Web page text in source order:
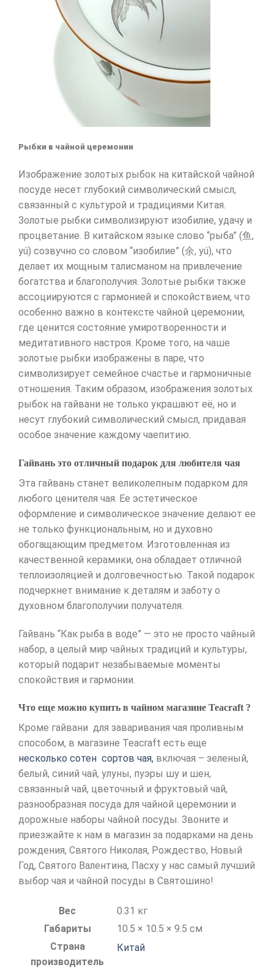
Рыбки в чайной церемонии
Изображение золотых рыбок на китайской чайной
посуде несет глубокий символический смысл,
связанный с культурой и традициями Китая.
Золотые рыбки символизируют изобилие, удачу и
процветание. В китайском языке слово “рыба” (鱼,
yú) созвучно со словом “изобилие” (余, yú), что
делает их мощным талисманом на привлечение
богатства и благополучия. Золотые рыбки также
ассоциируются с гармонией и спокойствием, что
особенно важно в контексте чайной церемонии,
где ценится состояние умиротворенности и
медитативного настроя. Кроме того, на чаше
золотые рыбки изображены в паре, что
символизирует семейное счастье и гармоничные
отношения. Таким образом, изображения золотых
рыбок на гайвани не только украшают её, но и
несут глубокий символический смысл, придавая
особое значение каждому чаепитию.
Гайвань это отличный подарок для любителя чая
Эта гайвань станет великолепным подарком для
любого ценителя чая. Ее эстетическое
оформление и символическое значение делают ее
не только функциональным, но и духовно
обогащающим предметом. Изготовленная из
качественной керамики, она обладает отличной
теплоизоляцией и долговечностью. Такой подарок
подчеркнет внимание к деталям и заботу о
духовном благополучии получателя.
Гайвань “Как рыба в воде” — это не просто чайный
набор, а целый мир чайных традиций и культуры,
который подарит незабываемые моменты
спокойствия и гармонии.
Что еще можно купить в чайном магазине Teacraft ?
Кроме гайвани для заваривания чая проливным
способом, в магазине Teacraft есть еще
несколько сотен сортов чая, включая – зеленый,
белый, синий чай, улуны, пуэры шу и шен,
связанный чай, цветочный и фруктовый чай,
разнообразная посуда для чайной церемонии и
дорожные наборы чайной посуды. Звоните и
приезжайте к нам в магазин за подарками на день
рождения, Святого Николая, Рождество, Новый
Год, Святого Валентина, Пасху у нас самый лучший
выбор чая и чайной посуды в Святошино!
Вес
0.31 кг
Габариты
10.5 × 10.5 × 9.5 см
Страна
производитель
Китай